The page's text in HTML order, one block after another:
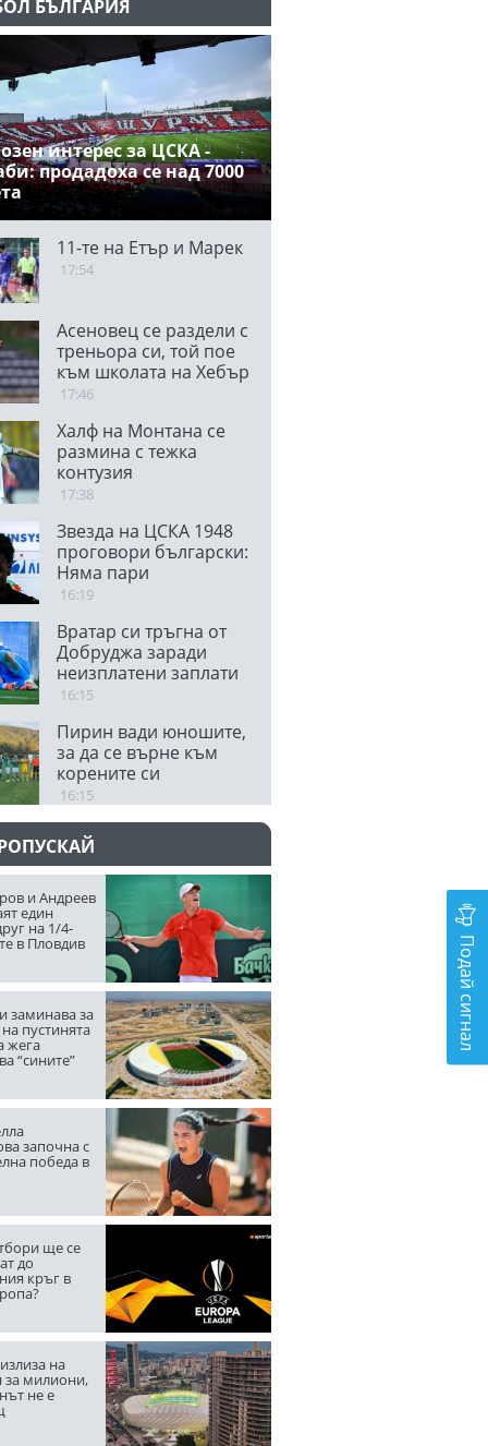
БЪЛГАРИЯ
интерес за ЦСКА -
продадоха се над 7000
11-те на Етър и Марек
17:54
Асеновец се раздели с
треньора си, той пое
към школата на Хебър
17:46
Халф на Монтана се
размина с тежка
контузия
17:38
Звезда на ЦСКА 1948
проговори български:
Няма пари
16:19
Вратар си тръгна от
Добруджа заради
неизплатени заплати
16:15
Пирин вади юношите,
за да се върне към
корените си
16:15
и Андреев
един
на 1/4-
в Пловдив
заминава за
пустинята
жега
“сините”
започна с
победа в
ще се
до
кръг в
на
за милиони,
не е
Подай сигнал